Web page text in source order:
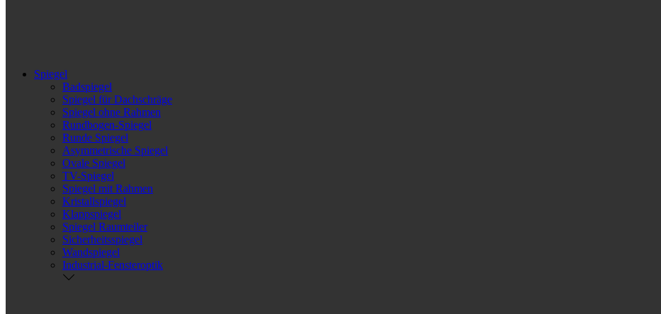
Spiegel
Badspiegel
Spiegel für Dachschräge
Spiegel ohne Rahmen
Rundbogen-Spiegel
Runde Spiegel
Asymmetrische Spiegel
Ovale Spiegel
TV-Spiegel
Spiegel mit Rahmen
Kristallspiegel
Klappspiegel
Spiegel Raumteiler
Sicherheitsspiegel
Wandspiegel
Industrial-Fensteroptik